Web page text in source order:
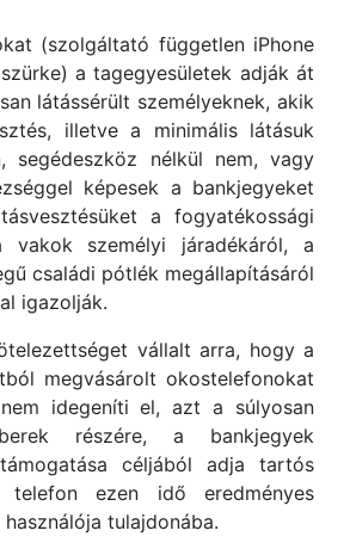
(szolgáltató független iPhone
a tagegyesületek adják át
látássérült személyeknek, akik
illetve a minimális látásuk
segédeszköz nélkül nem, vagy
képesek a bankjegyeket
a fogyatékossági
vakok személyi járadékáról, a
családi pótlék megállapításáról
igazolják.
vállalt arra, hogy a
megvásárolt okostelefonokat
idegeníti el, azt a súlyosan
részére, a bankjegyek
céljából adja tartós
telefon ezen idő eredményes
tulajdonába.